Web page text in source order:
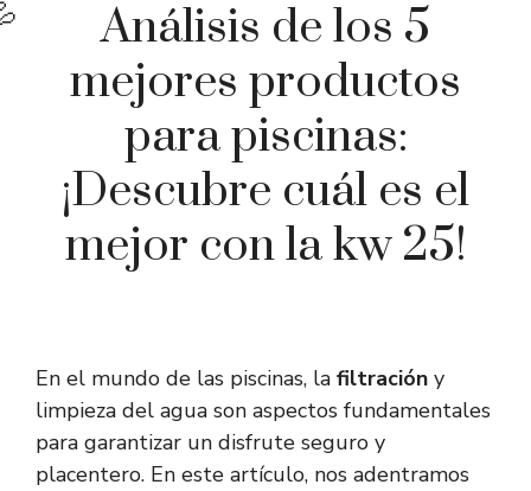
Análisis de los 5
mejores productos
para piscinas:
¡Descubre cuál es el
mejor con la kw 25!
En el mundo de las piscinas, la filtración y
limpieza del agua son aspectos fundamentales
para garantizar un disfrute seguro y
placentero. En este artículo, nos adentramos